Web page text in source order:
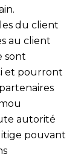
du client
au client
sont
et pourront
autorité
pouvant